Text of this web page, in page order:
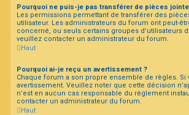
Pourquoi ne puis-je pas transférer de pièces
Les permissions permettant de transférer des
utilisateur. Les administrateurs du forum ont peut-
concerné, ou seuls certains groupes d’utilisateurs
veuillez contacter un administrateur du forum.
Haut
Pourquoi ai-je reçu un avertissement ?
Chaque forum a son propre ensemble de règles.
avertissement. Veuillez noter que cette décision
n’est en aucun cas responsable du règlement
contacter un administrateur du forum.
Haut